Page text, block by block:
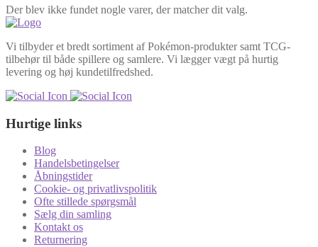
Der blev ikke fundet nogle varer, der matcher dit valg.
Vi tilbyder et bredt sortiment af Pokémon-produkter samt TCG-
tilbehør til både spillere og samlere. Vi lægger vægt på hurtig
levering og høj kundetilfredshed.
Hurtige links
Blog
Handelsbetingelser
Åbningstider
Cookie- og privatlivspolitik
Ofte stillede spørgsmål
Sælg din samling
Kontakt os
Returnering